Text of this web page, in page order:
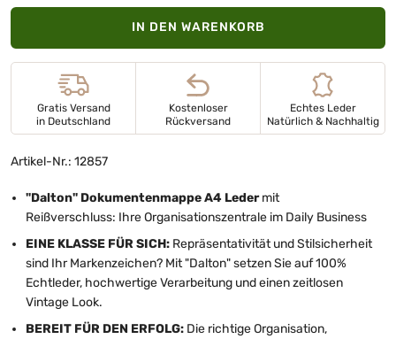
IN DEN WARENKORB
Gratis Versand
in Deutschland
Kostenloser
Rückversand
Echtes Leder
Natürlich & Nachhaltig
Artikel-Nr.: 12857
"Dalton" Dokumentenmappe A4 Ledermit
Reißverschluss: Ihre Organisationszentrale im Daily Business
EINE KLASSE FÜR SICH: Repräsentativität und Stilsicherheit
sind Ihr Markenzeichen? Mit "Dalton" setzen Sie auf100%
Echtleder, hochwertige Verarbeitung und einen zeitlosen
Vintage Look.
BEREIT FÜR DEN ERFOLG: Die richtige Organisation,